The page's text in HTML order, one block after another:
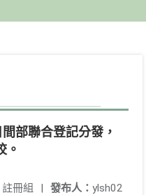
部聯合登記分發，
。
發布人： ylsh02
註冊組 |